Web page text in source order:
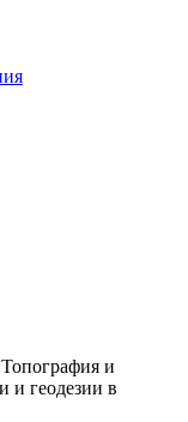
и
и геодезии в